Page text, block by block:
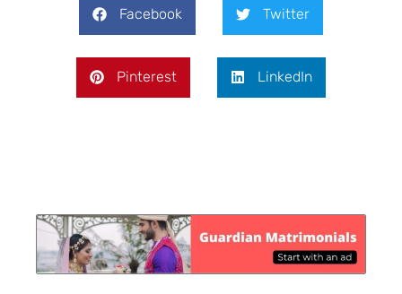
Facebook Twitter
Pinterest LinkedIn